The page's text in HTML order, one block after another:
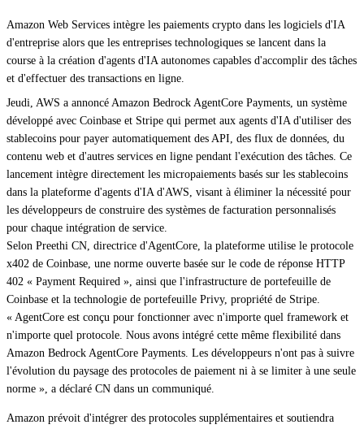
Amazon Web Services intègre les paiements crypto dans les logiciels d'IA
d'entreprise alors que les entreprises technologiques se lancent dans la
course à la création d'agents d'IA autonomes capables d'accomplir des tâches
et d'effectuer des transactions en ligne.
Jeudi, AWS a annoncé Amazon Bedrock AgentCore Payments, un système
développé avec Coinbase et Stripe qui permet aux agents d'IA d'utiliser des
stablecoins pour payer automatiquement des API, des flux de données, du
contenu web et d'autres services en ligne pendant l'exécution des tâches. Ce
lancement intègre directement les micropaiements basés sur les stablecoins
dans la plateforme d'agents d'IA d'AWS, visant à éliminer la nécessité pour
les développeurs de construire des systèmes de facturation personnalisés
pour chaque intégration de service.
Selon Preethi CN, directrice d'AgentCore, la plateforme utilise le protocole
x402 de Coinbase, une norme ouverte basée sur le code de réponse HTTP
402 « Payment Required », ainsi que l'infrastructure de portefeuille de
Coinbase et la technologie de portefeuille Privy, propriété de Stripe.
« AgentCore est conçu pour fonctionner avec n'importe quel framework et
n'importe quel protocole. Nous avons intégré cette même flexibilité dans
Amazon Bedrock AgentCore Payments. Les développeurs n'ont pas à suivre
l'évolution du paysage des protocoles de paiement ni à se limiter à une seule
norme », a déclaré CN dans un communiqué.
Amazon prévoit d'intégrer des protocoles supplémentaires et soutiendra